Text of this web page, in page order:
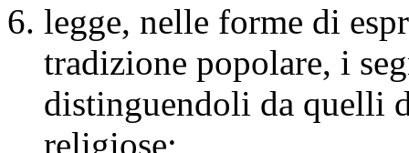
legge, nelle forme di
tradizione popolare, i
distinguendoli da quelli
religiose;